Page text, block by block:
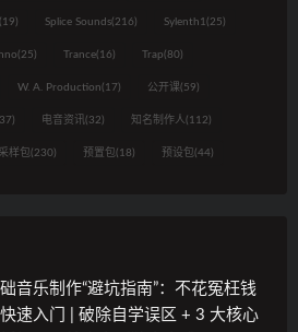
(19) Splice Sounds(216) Sylenth1(25)
(25) Trance(16) Trap(80)
W. A. Production(17) 公开课(59)
电音资讯(32) 知名制作人(112)
采样包(230) 预置包(18) 预设包(44)
音乐制作“避坑指南”：不花冤枉钱
速入门 | 破除自学误区 + 3 大核心